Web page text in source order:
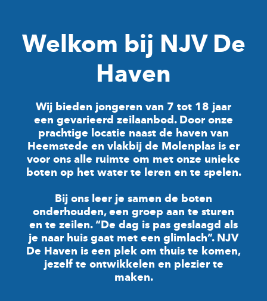
Welkom bij NJV De
Haven
Wij bieden jongeren van 7 tot 18 jaar
een gevarieerd zeilaanbod. Door onze
prachtige locatie naast de haven van
Heemstede en vlakbij de Molenplas is er
voor ons alle ruimte om met onze unieke
boten op het water te leren en te spelen.
Bij ons leer je samen de boten
onderhouden, een groep aan te sturen
en te zeilen. “De dag is pas geslaagd als
je naar huis gaat met een glimlach”. NJV
De Haven is een plek om thuis te komen,
jezelf te ontwikkelen en plezier te
maken.